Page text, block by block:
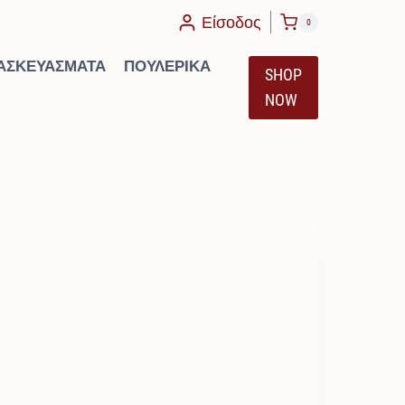
Είσοδος 0
ΠΟΥΛΕΡΙΚΆ
SHOP
NOW